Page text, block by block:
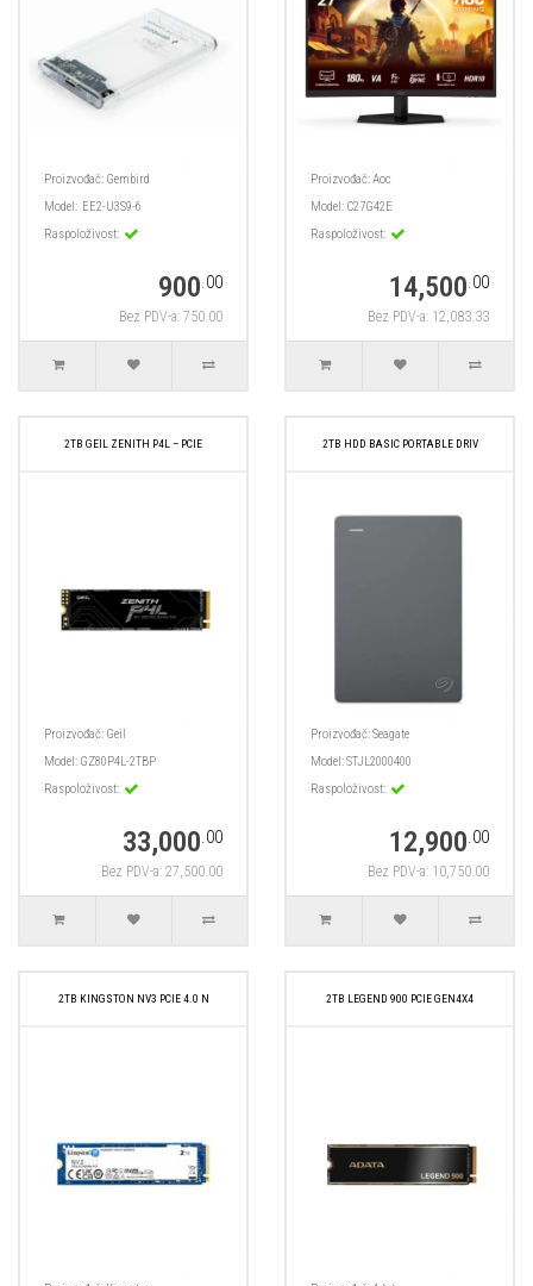
Proizvođač: Gembird
Model: EE2-U3S9-6
Raspoloživost:
900.00
Bez PDV-a: 750.00
Proizvođač:Aoc
Model: C27G42E
Raspoloživost:
14,500.00
Bez PDV-a: 12,083.33
2TB GEIL ZENITH P4L – PCIE
Proizvođač: Geil
Model: GZ80P4L-2TBP
Raspoloživost:
33,000.00
Bez PDV-a: 27,500.00
2TB HDD BASIC PORTABLE DRIV
Proizvođač:Seagate
Model:STJL2000400
Raspoloživost:
12,900.00
Bez PDV-a: 10,750.00
2TB KINGSTON NV3 PCIE 4.0 N 2TB LEGEND 900 PCIE GEN4X4